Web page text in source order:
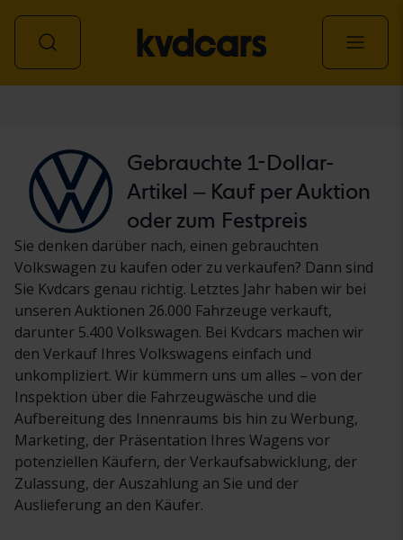
Gebrauchte 1-Dollar-
Artikel – Kauf per Auktion
oder zum Festpreis
Sie denken darüber nach, einen gebrauchten
Volkswagen zu kaufen oder zu verkaufen? Dann sind
Sie Kvdcars genau richtig. Letztes Jahr haben wir bei
unseren Auktionen 26.000 Fahrzeuge verkauft,
darunter 5.400 Volkswagen. Bei Kvdcars machen wir
den Verkauf Ihres Volkswagens einfach und
unkompliziert. Wir kümmern uns um alles – von der
Inspektion über die Fahrzeugwäsche und die
Aufbereitung des Innenraums bis hin zu Werbung,
Marketing, der Präsentation Ihres Wagens vor
potenziellen Käufern, der Verkaufsabwicklung, der
Zulassung, der Auszahlung an Sie und der
Auslieferung an den Käufer.